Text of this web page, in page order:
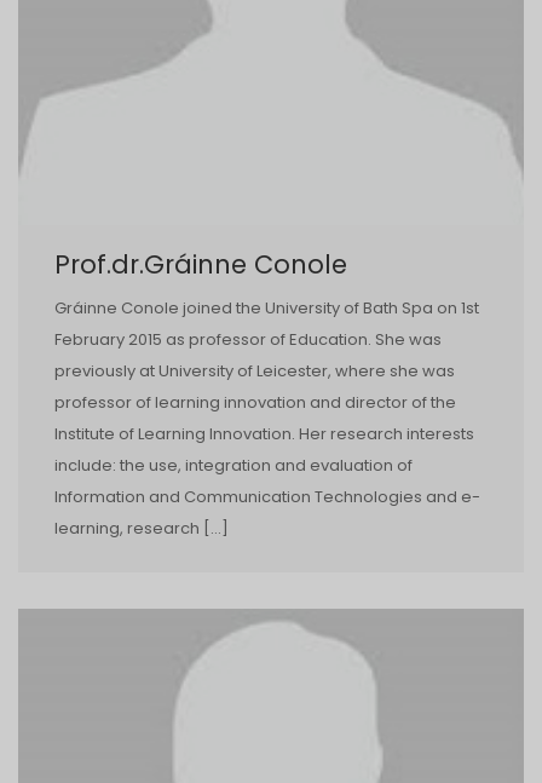
Prof.dr.Gráinne Conole
Gráinne Conole joined the University of Bath Spa on 1st
February 2015 as professor of Education. She was
previously at University of Leicester, where she was
professor of learning innovation and director of the
Institute of Learning Innovation. Her research interests
include: the use, integration and evaluation of
Information and Communication Technologies and e-
learning, research […]